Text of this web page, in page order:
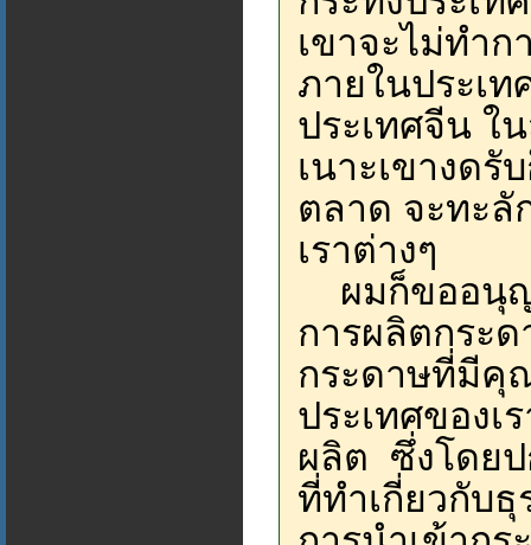
เขาจะไม่ทำ
ภายในประเท
ประเทศจีน ใ
เนาะเขางด
ตลาด จะทะลั
เราต่างๆ
ผมก็ขออนุญ
การผลิตกระ
กระดาษที่มีคุ
ประเทศของเ
ผลิต ซึ่งโดยป
ที่ทำเกี่ยวกับ